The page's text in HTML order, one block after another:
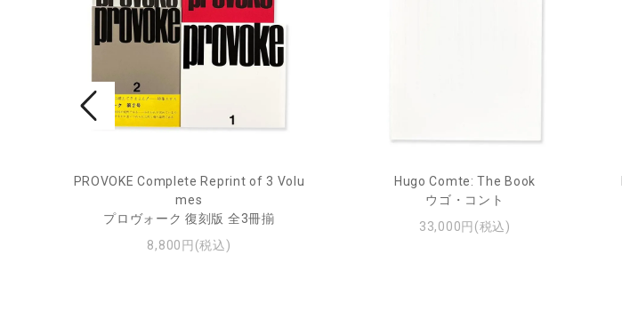
PROVOKE Complete Reprint of 3 Volu
mes
プロヴォーク 復刻版 全3冊揃
8,800円(税込)
Hugo Comte: The Book
ウゴ・コント
33,000円(税込)